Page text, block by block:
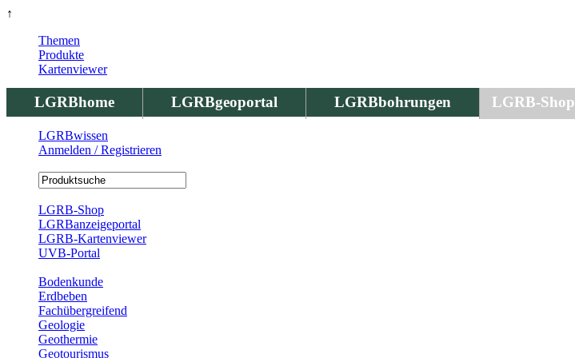
↑
LGRBhome LGRBgeoportal LGRBbohrungen LGRB-Shop
Themen
Produkte
Kartenviewer
LGRBwissen
Anmelden / Registrieren
LGRB-Shop
LGRBanzeigeportal
LGRB-Kartenviewer
UVB-Portal
Bodenkunde
Erdbeben
Fachübergreifend
Geologie
Geothermie
Geotourismus